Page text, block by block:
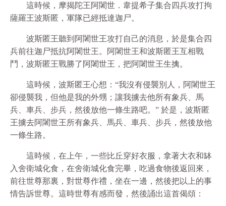
這時候，摩揭陀王阿闍世．韋提希子集合四兵攻打拘
薩羅王波斯匿，軍隊已經抵達迦尸。
波斯匿王聽到阿闍世王攻打自己的消息，於是集合四
兵前往迦尸抵抗阿闍世王。阿闍世王和波斯匿王互相戰
鬥，波斯匿王戰勝了阿闍世王，把阿闍世王生擒。
這時候，波斯匿王心想：“我沒有侵襲別人，阿闍世王
卻侵襲我，但他是我的外甥；讓我擄去他所有象兵、馬
兵、車兵、步兵，然後放他一條生路吧。” 於是，波斯匿
王擄去阿闍世王所有象兵、馬兵、車兵、步兵，然後放他
一條生路。
這時候，在上午，一些比丘穿好衣服，拿著大衣和缽
入舍衛城化食，在舍衛城化食完畢，吃過食物後返回來，
前往世尊那裏，對世尊作禮，坐在一邊，然後把以上的事
情告訴世尊。這時世尊有感而發，然後誦出這首偈頌：